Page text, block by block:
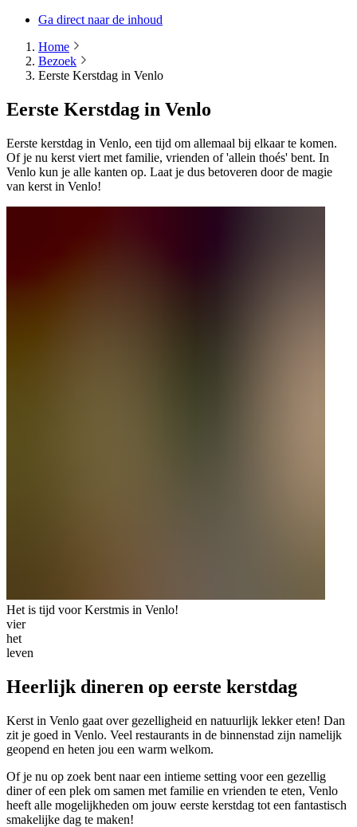
Ga direct naar de inhoud
Home
Bezoek
Eerste Kerstdag in Venlo
Eerste Kerstdag in Venlo
Eerste kerstdag in Venlo, een tijd om allemaal bij elkaar te komen.
Of je nu kerst viert met familie, vrienden of 'allein thoés' bent. In
Venlo kun je alle kanten op. Laat je dus betoveren door de magie
van kerst in Venlo!
Het is tijd voor Kerstmis in Venlo!
vier
het
leven
Heerlijk dineren op eerste kerstdag
Kerst in Venlo gaat over gezelligheid en natuurlijk lekker eten! Dan
zit je goed in Venlo. Veel restaurants in de binnenstad zijn namelijk
geopend en heten jou een warm welkom.
Of je nu op zoek bent naar een intieme setting voor een gezellig
diner of een plek om samen met familie en vrienden te eten, Venlo
heeft alle mogelijkheden om jouw eerste kerstdag tot een fantastisch
smakelijke dag te maken!